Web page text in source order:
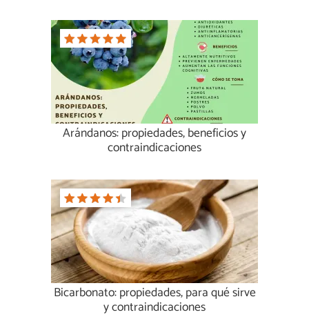
Arándanos: propiedades, beneficios y
contraindicaciones
Bicarbonato: propiedades, para qué sirve
y contraindicaciones